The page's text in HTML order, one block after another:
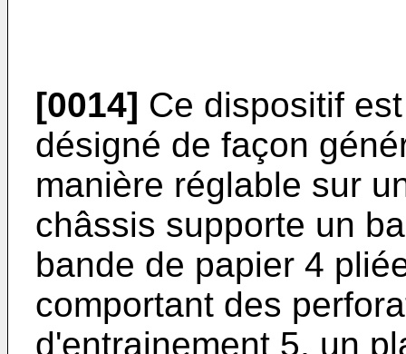
[0014] Ce dispositif
désigné de façon
manière réglable sur
châssis supporte un
bande de papier 4
comportant des
d'entrainement 5, un